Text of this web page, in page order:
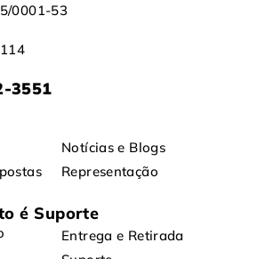
0001-53
3551
Notícias e Blogs
Representação
é Suporte
Entrega e Retirada